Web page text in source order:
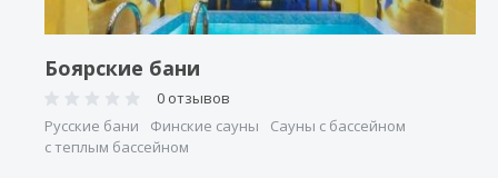
Боярские бани
0 отзывов
Русские бани
Финские сауны
Сауны с бассейном
с теплым бассейном